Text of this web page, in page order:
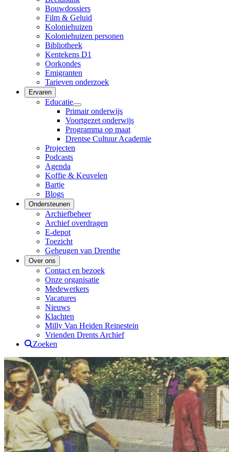
Bouwdossiers
Film & Geluid
Koloniehuizen
Koloniehuizen personen
Bibliotheek
Kentekens D1
Oorkondes
Emigranten
Tarieven onderzoek
Ervaren
Educatie
Primair onderwijs
Voortgezet onderwijs
Programma op maat
Drentse Cultuur Academie
Projecten
Podcasts
Agenda
Koffie & Keuvelen
Bartje
Blogs
Ondersteunen
Archiefbeheer
Archief overdragen
E-depot
Toezicht
Geheugen van Drenthe
Over ons
Contact en bezoek
Onze organisatie
Medewerkers
Vacatures
Nieuws
Klachten
Milly Van Heiden Reinestein
Vrienden Drents Archief
Zoeken
Drents Archief